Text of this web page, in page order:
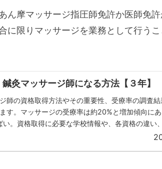
ん摩マッサージ指圧師免許か医師免
に限りマッサージを業務として行う
鍼灸マッサージ師になる方法【３年】
師の資格取得方法やその重要性、受療率の調査結
す。マッサージの受療率は約20%と増加傾向に
い。資格取得に必要な学校情報や、各資格の違い
今後のキャリア形成に役立つ内容が満載です。鍼